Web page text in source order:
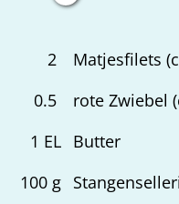
2
Matjesfilets
0.5
rote Zwiebel
1 EL Butter
100g